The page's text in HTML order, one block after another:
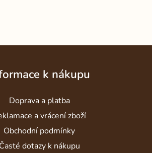
k nákupu
Doprava a platba
a vrácení zboží
Obchodní podmínky
Časté dotazy k nákupu